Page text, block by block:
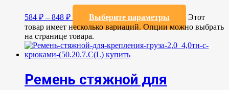
584 ₽ – 848 ₽ Выберите параметры
Этот
товар имеет несколько вариаций. Опции можно выбрать
на странице товара.
Ремень стяжной для